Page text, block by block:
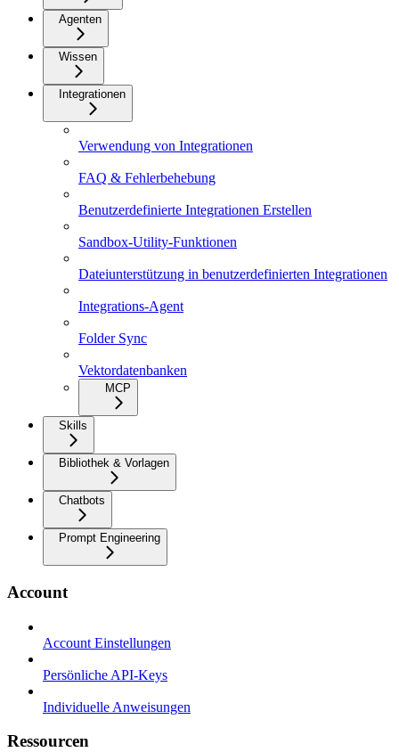
Agenten
Wissen
Integrationen
Verwendung von Integrationen
FAQ & Fehlerbehebung
Benutzerdefinierte Integrationen Erstellen
Sandbox-Utility-Funktionen
Dateiunterstützung in benutzerdefinierten Integrationen
Integrations-Agent
Folder Sync
Vektordatenbanken
MCP
Skills
Bibliothek & Vorlagen
Chatbots
Prompt Engineering
Account
Account Einstellungen
Persönliche API-Keys
Individuelle Anweisungen
Ressourcen